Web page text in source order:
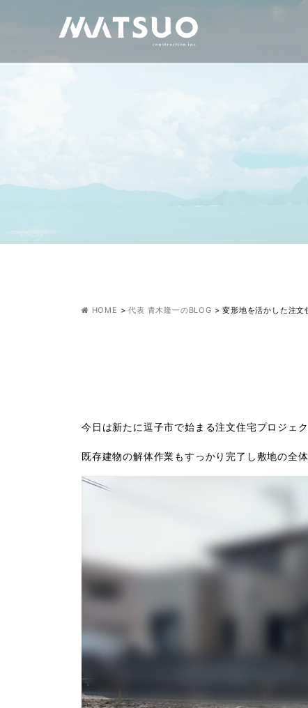
HOME >代表 青木隆一のBLOG >変形地を活かした注文
今日は新たに逗子市で始まる注文住宅プロジェ
既存建物の解体作業もすっかり完了し敷地の全